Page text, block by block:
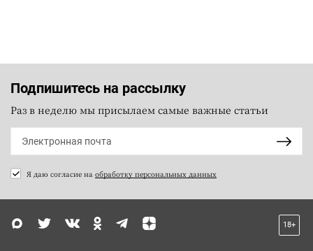
Подпишитесь на рассылку
Раз в неделю мы присылаем самые важные статьи
Я даю согласие на обработку персональных данных
18+